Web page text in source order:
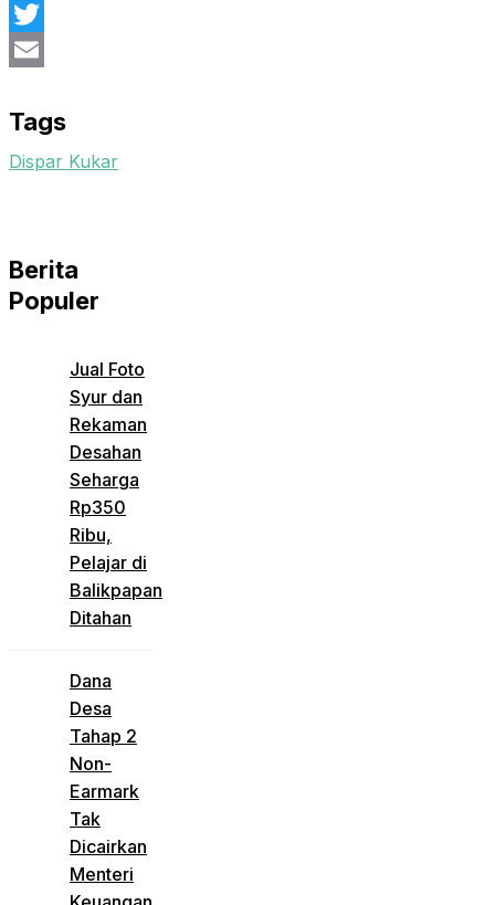
Facebook
Twitter
Tags
Dispar Kukar
Berita
Populer
Jual Foto
Syur dan
Rekaman
Desahan
Seharga
Rp350
Ribu,
Pelajar di
Balikpapan
Ditahan
Dana
Desa
Tahap 2
Non-
Earmark
Tak
Dicairkan
Menteri